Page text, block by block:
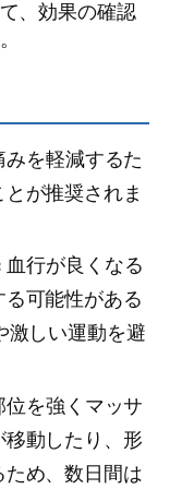
、効果の確認
を軽減するた
が推奨されま
血行が良くなる
可能性がある
激しい運動を避
を強くマッサ
動したり、形
め、数日間は